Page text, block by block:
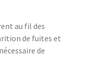
au fil des
de fuites et
de